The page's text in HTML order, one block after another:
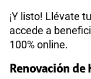
¡Y listo! Llévate
accede a
100% online.
Renovación de